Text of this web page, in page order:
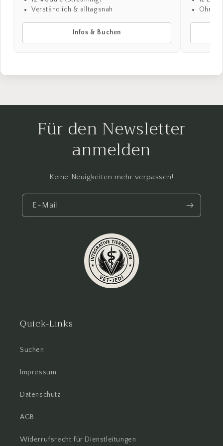
Verständlich & alltagsnah
Infos & Buchen
Ohne
Für den Newsletter
anmelden
Keine Neuigkeiten mehr verpassen!
E-Mail
Quick-Links
Suchen
Impressum
Datenschutz
AGB
Widerrufsrecht für Dienstleitungen